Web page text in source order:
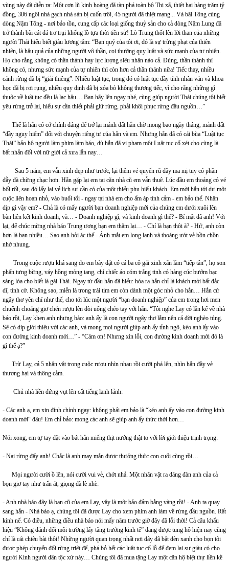
vùng này đã diễn ra: Một cơn lũ kinh hoàng đã tàn phá toàn bộ Thị xã, thiệt hại hàng trăm tỷ
đồng, 306 ngôi nhà gạch nhà sàn bị cuốn trôi, 45 người đã thiệt mạng... Và bãi Tông cùng
dòng Nậm Tông - nơi bảo tồn, cung cấp các loại giống thuỷ sản cho cả dòng Nậm Lung đã
trở thành bãi cát đá trơ trụi khổng lồ tựa thời tiền sử! Lò Trung thốt lên lời than của những
người Thái hiểu biết giàu lương tâm: “Bạn quý của tôi ơi, đó là sự trừng phạt của thiên
nhiên, là hậu quả của những người vô thần, coi thường quy luật và sức mạnh của tự nhiên.
Họ cho rằng không có thần thánh hay lực lượng siêu nhân nào cả. Đúng, thần thánh thì
không có, nhưng sức mạnh của tự nhiên thì còn hơn cả thần thánh nữa! Tiếc thay, nhiều
cánh rừng đã bị “giải thiêng”. Nhiều luật tục, trong đó có luật tục đầy tính nhân văn và khoa
học đã bị rơi rụng, nhiều quy định đã bị xóa bỏ không thương tiếc, vì cho rằng những gì
thuộc về luật tục đều là lạc hậu… Bạn hãy lên ngay nhé, cùng giúp người Thái chúng tôi biết
yêu rừng trở lại, hiểu sự cần thiết phải giữ rừng, phải khôi phục rừng đầu nguồn…”
Thế là hắn có cớ chính đáng để trở lại mảnh đất hắn chờ mong bao ngày tháng, mảnh đất
“đầy nguy hiểm” đối với chuyện riêng tư của hắn và em. Nhưng hắn đã có cái bùa “Luật tục
Thái” bảo hộ người làm phim làm báo, dù hắn đã vi phạm một Luật tục cổ xét cho cùng là
bất nhẫn đối với nữ giới cả xưa lẫn nay…
Sau 5 năm, em vẫn xinh đẹp như trước, lại thêm vẻ quyến rũ đầy ma mị tuy có phần
đẫy đà chững chạc hơn. Hắn gặp lại em tại căn nhà cũ em vẫn thuê. Lúc đầu em thoáng có vẻ
bối rối, sau đó lấy lại vẻ lịch sự cần có của một thiếu phụ hiếu khách. Em mời hắn tới dự một
cuộc liên hoan nhỏ, vào buổi tối - ngay tại nhà em cho ấm áp tình cảm - em bảo thế. Nhân
dịp gì vậy em? - Chả là có mấy người bạn doanh nghiệp mới của chúng em dưới xuôi lên
bàn liên kết kinh doanh, và… - Doanh nghiệp gì, và kinh doanh gì thế? - Bí mật đã anh! Với
lại, để chúc mừng nhà báo Trung ương bạn em thăm lại… - Chỉ là bạn thôi à? - Hứ, anh còn
hơn là bạn nhiều… Sao anh hỏi ác thế - Ánh mắt em long lanh và thoáng ướt vẻ bồn chồn
nhớ nhung.
Trong cuộc rượu khá sang do em bày đặt có cả ba cô gái xinh xắn làm “tiếp tân”, họ son
phấn tưng bừng, váy hồng mỏng tang, chỉ chiếc áo cóm trắng tinh có hàng cúc bướm bạc
sáng lóa cho biết là gái Thái. Ngay từ đầu hắn đã hiểu: hóa ra hắn chỉ là khách mời bất đắc
dĩ, tình cờ. Không sao, miễn là trong trái tim em còn dành một góc nhỏ cho hắn… Hắn cứ
ngây thơ yên chí như thế, cho tới lúc một người “bạn doanh nghiệp” của em trong hơi men
chuếnh choáng giơ chén rượu lên đòi uống chéo tay với hắn. “Tôi nghe Lay có lần kể về nhà
báo rồi, Lay khen anh nhưng bảo: anh ấy là con người ngây thơ lắm nên cả đời nghèo túng.
Sẽ có dịp giới thiệu với các anh, và mong mọi người giúp anh ấy tỉnh ngộ, kéo anh ấy vào
con đường kinh doanh mới…” - “Cám ơn! Nhưng xin lỗi, con đường kinh doanh mới đó là
gì thế ạ?”
Trừ Lay, cả 5 nhân vật trong cuộc rượu nhìn nhau rồi cười phá lên, nhìn hắn đầy vẻ
thương hại và thông cảm.
Chủ nhà liền đứng vụt lên cất tiếng lanh lảnh:
- Các anh ạ, em xin đính chính ngay: không phải em bảo là “kéo anh ấy vào con đường kinh
doanh mới“ đâu! Em chỉ bảo: mong các anh sẽ giúp anh ấy thức thời hơn…
Nói xong, em tự tay đặt vào bát hắn miếng thịt nướng thật to với lời giới thiệu trịnh trọng:
- Nai rừng đấy anh! Chắc là anh may mắn được thưởng thức con cuối cùng rồi…
Mọi người cười ồ lên, nói cười vui vẻ, chớt nhả. Một nhân vật ra dáng đàn anh của cả
bọn giơ tay như trấn át, giọng đã lè nhè:
- Anh nhà báo đây là bạn cũ của em Lay, vậy là một bảo đảm bằng vàng rồi! - Anh ta quay
sang hắn - Nhà báo ạ, chúng tôi đã được Lay cho xem phim anh làm về rừng đầu nguồn. Rất
kính nể. Có điều, những điều nhà báo nói mấy năm trước giờ đây đã lỗi thời! Cả câu khẩu
hiệu “Không đánh đổi môi trường lấy tăng trưởng kinh tế” đang được tung hô hiện nay cũng
chỉ là cái chiêu bài thôi! Những người quan trọng nhất nơi đây đã bật đèn xanh cho bọn tôi
được phép chuyển đổi rừng triệt để, phá bỏ hết các luật tục cổ lỗ để đem lại sự giàu có cho
người Kinh người dân tộc xứ này… Chúng tôi đã mua tặng Lay một căn hộ biệt thự liền kề